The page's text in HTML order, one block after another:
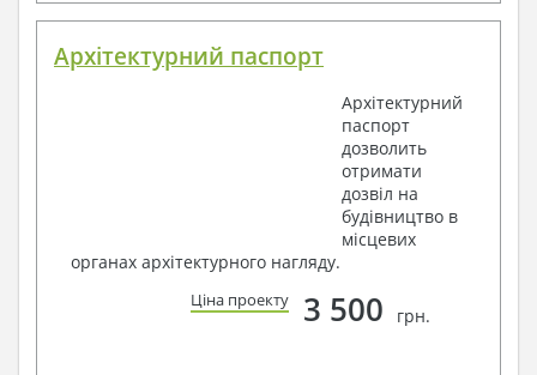
Архітектурний паспорт
Архітектурний
паспорт
дозволить
отримати
дозвіл на
будівництво в
місцевих
органах архітектурного нагляду.
Ціна проекту 3 500 грн.